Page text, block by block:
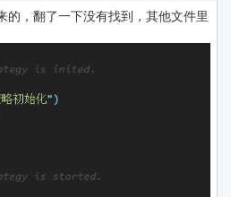
的，翻了一下没有找到，其他文件里